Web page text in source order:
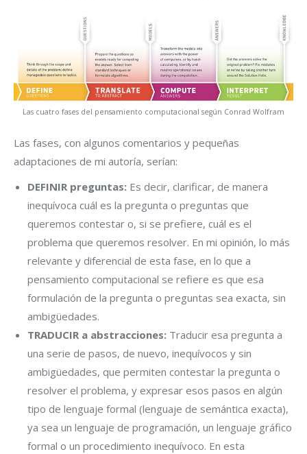
Las cuatro fases del pensamiento computacional según Conrad Wolfram
Las fases, con algunos comentarios y pequeñas
adaptaciones de mi autoría, serían:
DEFINIR preguntas: Es decir, clarificar, de manera
inequívoca cuál es la pregunta o preguntas que
queremos contestar o, si se prefiere, cuál es el
problema que queremos resolver. En mi opinión, lo más
relevante y diferencial de esta fase, en lo que a
pensamiento computacional se refiere es que esa
formulación de la pregunta o preguntas sea exacta, sin
ambigüedades.
TRADUCIR a abstracciones: Traducir esa pregunta a
una serie de pasos, de nuevo, inequívocos y sin
ambigüedades, que permiten contestar la pregunta o
resolver el problema, y expresar esos pasos en algún
tipo de lenguaje formal (lenguaje de semántica exacta),
ya sea un lenguaje de programación, un lenguaje gráfico
formal o un procedimiento inequívoco. En esta